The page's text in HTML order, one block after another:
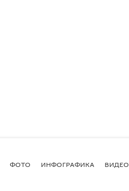
ФОТО ИНФОГРАФИКА ВИДЕО